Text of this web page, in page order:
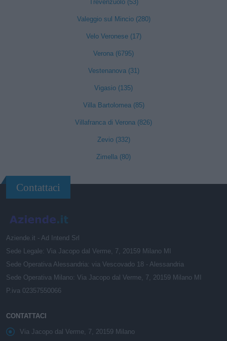
Trevenzuolo (53)
Valeggio sul Mincio (280)
Velo Veronese (17)
Verona (6795)
Vestenanova (31)
Vigasio (135)
Villa Bartolomea (85)
Villafranca di Verona (826)
Zevio (332)
Zimella (80)
Contattaci
Aziende.it - Ad Intend Srl
Sede Legale: Via Jacopo dal Verme, 7, 20159 Milano MI
Sede Operativa Alessandria: via Vescovado 18 - Alessandria
Sede Operativa Milano: Via Jacopo dal Verme, 7, 20159 Milano MI
P.iva 02357550066
CONTATTACI
Via Jacopo dal Verme, 7, 20159 Milano